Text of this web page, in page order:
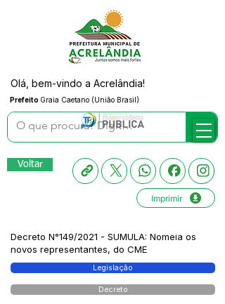
Prefeito Graia Caetano (União Brasil)
Olá, bem-vindo a Acrelândia!
Voltar
Imprimir
Decreto N°149/2021 - SUMULA: Nomeia os
novos representantes, do CME
Legislação
Decreto